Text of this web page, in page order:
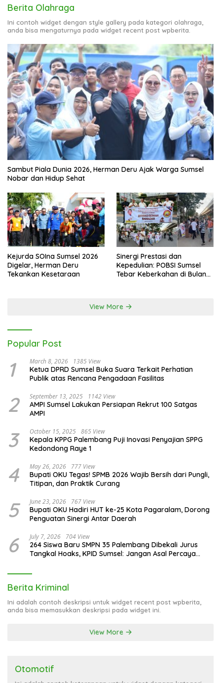
Berita Olahraga
Ini contoh widget dengan style gallery pada kategori olahraga,
anda bisa mengaturnya pada widget recent post wpberita.
Sambut Piala Dunia 2026, Herman Deru Ajak Warga Sumsel
Nobar dan Hidup Sehat
Kejurda SOIna Sumsel 2026
Digelar, Herman Deru
Tekankan Kesetaraan
Sinergi Prestasi dan
Kepedulian: POBSI Sumsel
Tebar Keberkahan di Bulan
View More
Popular Post
1 March 8, 2026 1385 View
Ketua DPRD Sumsel Buka Suara Terkait Perhatian
Publik atas Rencana Pengadaan Fasilitas
2 September 13, 2025 1142 View
AMPI Sumsel Lakukan Persiapan Rekrut 100 Satgas
AMPI
3 October 15, 2025 865 View
Kepala KPPG Palembang Puji Inovasi Penyajian SPPG
Kedondong Raye 1
4 May 26, 2026 777 View
Bupati OKU Tegas! SPMB 2026 Wajib Bersih dari Pungli,
Titipan, dan Praktik Curang
5 June 23, 2026 767 View
Bupati OKU Hadiri HUT ke-25 Kota Pagaralam, Dorong
Penguatan Sinergi Antar Daerah
6 July 7, 2026 704 View
264 Siswa Baru SMPN 35 Palembang Dibekali Jurus
Tangkal Hoaks, KPID Sumsel: Jangan Asal Percaya
Berita Kriminal
Ini adalah contoh deskripsi untuk widget recent post wpberita,
anda bisa memasukkan deskripsi pada widget ini.
View More
Otomotif